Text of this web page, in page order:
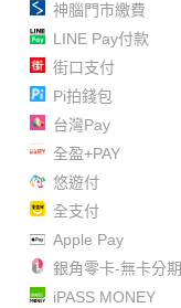
神腦門市繳費
LINE Pay付款
街口支付
Pi拍錢包
台灣Pay
全盈+PAY
悠遊付
全支付
Apple Pay
銀角零卡-無卡分期
iPASS MONEY